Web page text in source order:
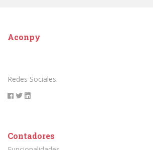
Aconpy
Redes Sociales.
Contadores